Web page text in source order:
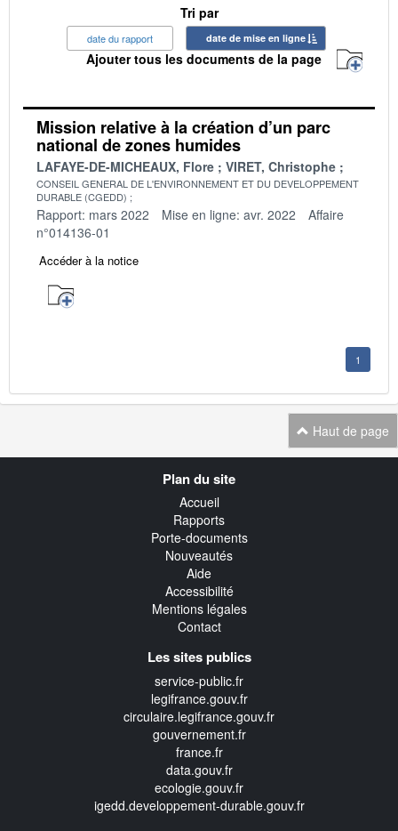
Tri par
date du rapport date de mise en ligne
Ajouter tous les documents de la page
Mission relative à la création d’un parc
national de zones humides
LAFAYE-DE-MICHEAUX, Flore VIRET, Christophe
CONSEIL GENERAL DE L'ENVIRONNEMENT ET DU DEVELOPPEMENT
DURABLE (CGEDD)
Rapport: mars 2022 Mise en ligne: avr. 2022
Affaire
n°014136-01
Accéder à la notice
1
Haut de page
Plan du site
Accueil
Rapports
Porte-documents
Nouveautés
Aide
Accessibilité
Mentions légales
Contact
Les sites publics
service-public.fr
legifrance.gouv.fr
circulaire.legifrance.gouv.fr
gouvernement.fr
france.fr
data.gouv.fr
ecologie.gouv.fr
igedd.developpement-durable.gouv.fr